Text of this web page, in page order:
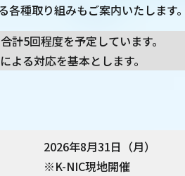
種取り組みもご案内いたします。
5回程度を予定しています。
る対応を基本とします。
2026年8月31日（月）
※K-NIC現地開催